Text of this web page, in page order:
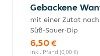
Gebackene
mit einer Zutat
Süß-Sauer-Dip
6,50 €
inkl. Pfand (0,00 €)